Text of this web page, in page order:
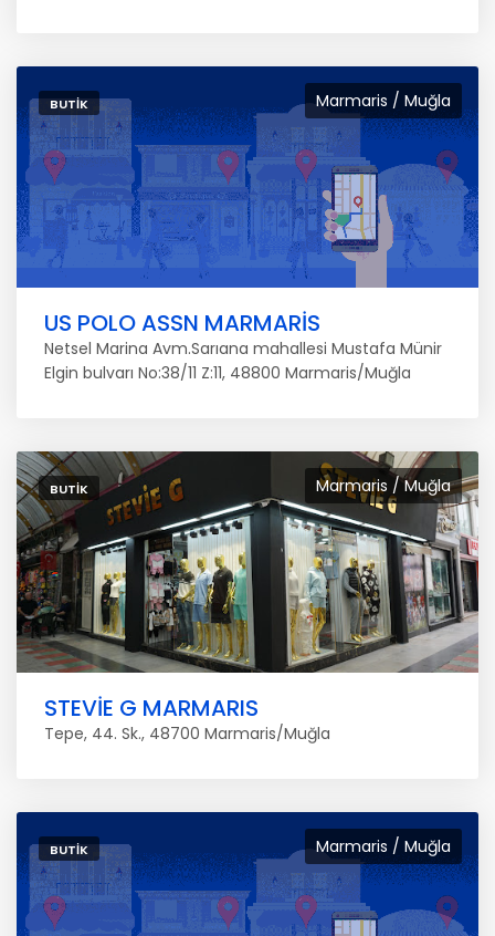
Marmaris / Muğla
BUTIK
US POLO ASSN MARMARİS
Netsel Marina Avm.Sarıana mahallesi Mustafa Münir
Elgin bulvarı No:38/11 Z:11, 48800 Marmaris/Muğla
Marmaris / Muğla
BUTIK
STEVİE G MARMARIS
Tepe, 44. Sk., 48700 Marmaris/Muğla
Marmaris / Muğla
BUTIK